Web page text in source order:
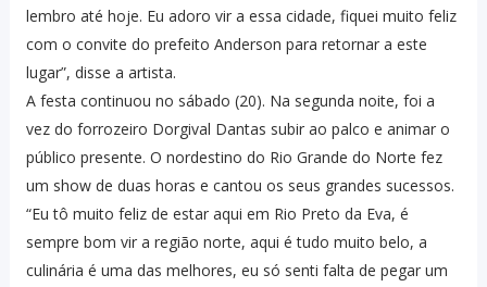
lembro até hoje. Eu adoro vir a essa cidade, fiquei muito feliz
com o convite do prefeito Anderson para retornar a este
lugar”, disse a artista.
A festa continuou no sábado (20). Na segunda noite, foi a
vez do forrozeiro Dorgival Dantas subir ao palco e animar o
público presente. O nordestino do Rio Grande do Norte fez
um show de duas horas e cantou os seus grandes sucessos.
“Eu tô muito feliz de estar aqui em Rio Preto da Eva, é
sempre bom vir a região norte, aqui é tudo muito belo, a
culinária é uma das melhores, eu só senti falta de pegar um